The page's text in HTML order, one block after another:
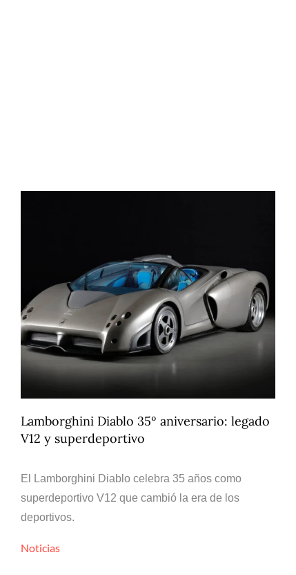
Lamborghini Diablo 35º aniversario: legado
V12 y superdeportivo
El Lamborghini Diablo celebra 35 años como
superdeportivo V12 que cambió la era de los
deportivos.
Noticias